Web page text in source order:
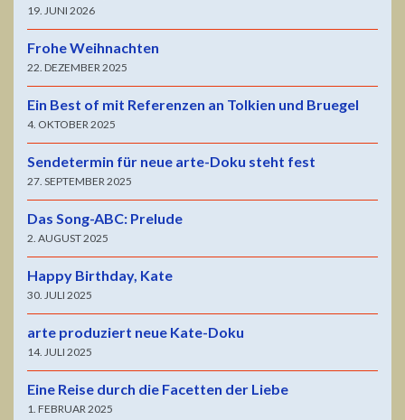
19. JUNI 2026
Frohe Weihnachten
22. DEZEMBER 2025
Ein Best of mit Referenzen an Tolkien und Bruegel
4. OKTOBER 2025
Sendetermin für neue arte-Doku steht fest
27. SEPTEMBER 2025
Das Song-ABC: Prelude
2. AUGUST 2025
Happy Birthday, Kate
30. JULI 2025
arte produziert neue Kate-Doku
14. JULI 2025
Eine Reise durch die Facetten der Liebe
1. FEBRUAR 2025